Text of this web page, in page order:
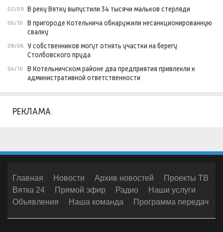
02/09 В реку Вятку выпустили 34 тысячи мальков стерляди
06/10
В пригороде Котельнича обнаружили несанкционированную
свалку
08/06 У собственников могут отнять участки на берегу
Столбовского пруда
04/10
В Котельничском районе два предприятия привлекли к
административной ответственности
РЕКЛАМА
Главная Новости Архив новостей
Проекты ТВ
Вятка 24
Прямой эфир Радио
Наши услуги
Объявления
Наша команда Программа передач